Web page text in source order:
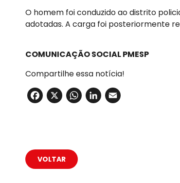
O homem foi conduzido ao distrito
adotadas. A carga foi posteriormente
COMUNICAÇÃO SOCIAL PMESP
Compartilhe essa notícia!
Facebook
X WhatsApp
LinkedIn
VOLTAR